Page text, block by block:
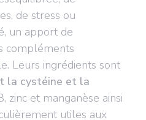
de stress ou
un apport de
compléments
Leurs ingrédients sont
la cystéine et la
zinc et manganèse ainsi
utiles aux